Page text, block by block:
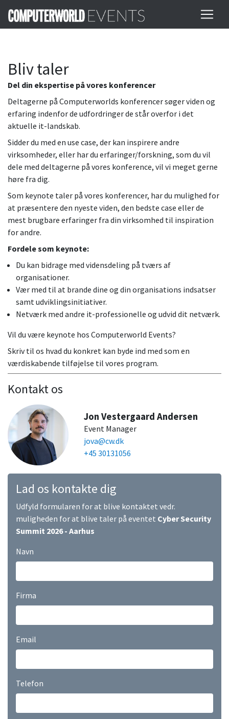
Bliv taler
Del din ekspertise på vores konferencer
Deltagerne på Computerworlds konferencer søger viden og
erfaring indenfor de udfordringer de står overfor i det
aktuelle it-landskab.
Sidder du med en use case, der kan inspirere andre
virksomheder, eller har du erfaringer/forskning, som du vil
dele med deltagerne på vores konference, vil vi meget gerne
høre fra dig.
Som keynote taler på vores konferencer, har du mulighed for
at præsentere den nyeste viden, den bedste case eller de
mest brugbare erfaringer fra din virksomhed til inspiration
for andre.
Fordele som keynote:
Du kan bidrage med vidensdeling på tværs af
organisationer.
Vær med til at brande dine og din organisations indsatser
samt udviklingsinitiativer.
Netværk med andre it-professionelle og udvid dit netværk.
Vil du være keynote hos Computerworld Events?
Skriv til os hvad du konkret kan byde ind med som en
værdiskabende tilføjelse til vores program.
Kontakt os
Jon Vestergaard Andersen
Event Manager
jova@cw.dk
+45 30131056
Lad os kontakte dig
Udfyld formularen for at blive kontaktet vedr.
muligheden for at blive taler på eventet Cyber Security
Summit 2026 - Aarhus
Navn
Firma
Email
Telefon